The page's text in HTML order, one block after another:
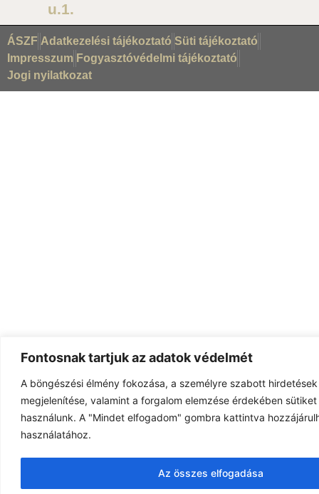
Fontosnak tartjuk az adatok védelmét
A böngészési élmény fokozása, a személyre szabott
megjelenítése, valamint a forgalom elemzése érdekében
használunk. A "Mindet elfogadom" gombra kattintva
használatához.
Az összes elfogadása
u.1.
ÁSZF Adatkezelési tájékoztató Süti tájékoztató
Impresszum Fogyasztóvédelmi tájékoztató
Jogi nyilatkozat